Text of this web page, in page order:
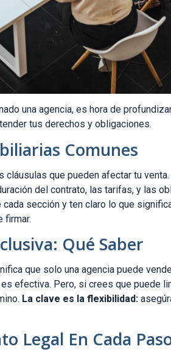
una agencia, es hora de
tus derechos y obligaciones.
Comunes
cláusulas que pueden afectar tu venta.
del contrato, las tarifas, y las
sección y ten claro lo que
firmar.
Qué Saber
que solo una agencia puede
efectiva. Pero, si crees que puede
La clave es la flexibilidad:
Legal En Cada